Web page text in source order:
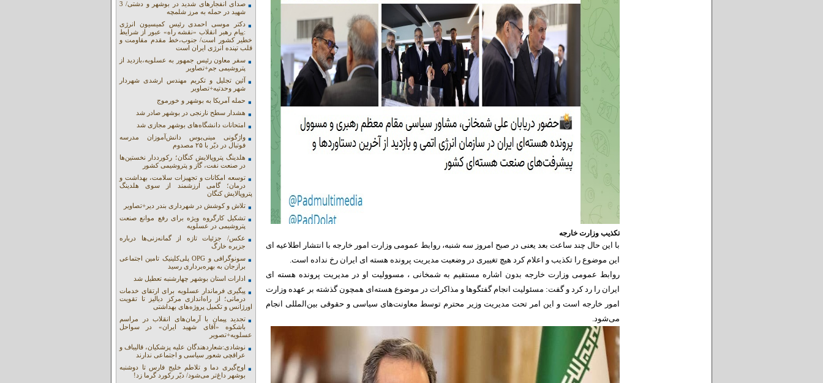
تکذیب وزارت خارجه
با این حال چند ساعت بعد یعنی در صبح امروز سه شنبه، روابط عمومی وزارت امور خارجه با انتشار اطلاعیه ای
این موضوع را تکذیب و اعلام کرد هیچ تغییری در وضعیت مدیریت پرونده هسته ای ایران رخ نداده است.
روابط عمومی وزارت خارجه بدون اشاره مستقیم به شمخانی ، مسوولیت او در مدیریت پرونده هسته ای
ایران را رد کرد و گفت: مسئولیت انجام گفتگوها و مذاکرات در موضوع هسته‌ای همچون گذشته بر عهده وزارت
امور خارجه است و این امر تحت مدیریت وزیر محترم توسط معاونت‌های سیاسی و حقوقی بین‌المللی انجام
می‌شود.
صدای انفجارهای شدید در بوشهر و دشتی/ 3
شهید در حمله به مرز شلمچه
دکتر موسی احمدی رئیس کمیسیون انرژی
:پیام رهبر انقلاب «نقشه راه» عبور از شرایط
خطیر کشور است/ جنوب،خط مقدم مقاومت و
قلب تپنده انرژی ایران است
سفر معاون رئیس جمهور به عسلویه،بازدید از
پتروشیمی جم+تصاویر
آئین تجلیل و تکریم مهندس ارشدی شهردار
شهر وحدتیه+تصاویر
حمله آمریکا به بوشهر و خورموج
هشدار سطح نارنجی در بوشهر صادر شد
امتحانات دانشگاه‌های بوشهر مجازی شد
واژگونی مینی‌بوس دانش‌آموزان مدرسه
فوتبال در دیّر با ۲۵ مصدوم
هلدینگ پتروپالایش کنگان؛ رکورددار نخستین‌ها
در صنعت نفت، گاز و پتروشیمی کشور
توسعه امکانات و تجهیزات سلامت، بهداشت و
درمان؛ گامی ارزشمند از سوی هلدینگ
پتروپالایش کنگان
تلاش و کوشش در شهرداری بندر دیر+تصاویر
تشکیل کارگروه ویژه برای رفع موانع صنعت
پتروشیمی در عسلویه
عکس/ جزئیات تازه از گمانه‌زنی‌ها درباره
جزیره خارگ
سونوگرافی و OPG پلی‌کلینیک تامین اجتماعی
برازجان به بهره‌برداری رسید
ادارات استان بوشهر چهارشنبه تعطیل شد
پیگیری فرماندار عسلویه برای ارتقای خدمات
درمانی؛ از راه‌اندازی مرکز دیالیز تا تقویت
اورژانس و تکمیل پروژه‌های بهداشتی
تجدید پیمان با آرمان‌های انقلاب در مراسم
باشکوه «آقای شهید ایران» در سواحل
عسلویه+تصویر
نوشادی:شعاردهندگان علیه پزشکیان، قالیباف و
عراقچی شعور سیاسی و اجتماعی ندارند
اوج‌گیری دما و تلاطم خلیج فارس تا دوشنبه
بوشهر داغ‌تر می‌شود/ دیّر رکورد گرما زد!